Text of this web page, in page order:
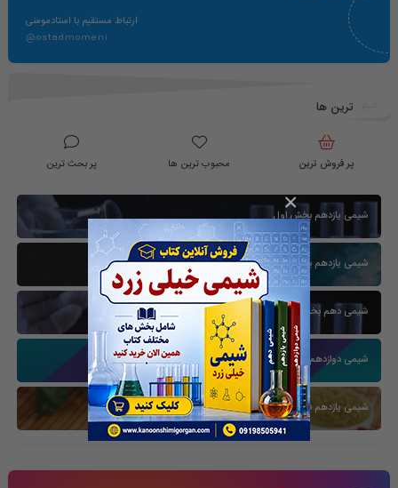
×
ارتباط مستقیم با استادمومنی
@ostadmomeni
ترین ها
پر فروش ترین محبوب ترین ها پر بحث ترین
شیمی یازدهم بخش اول
شیمی یازدهم بخش سوم
شیمی دهم بخش اول
شیمی دوازدهم بخش سوم
شیمی یازدهم فصل دوم